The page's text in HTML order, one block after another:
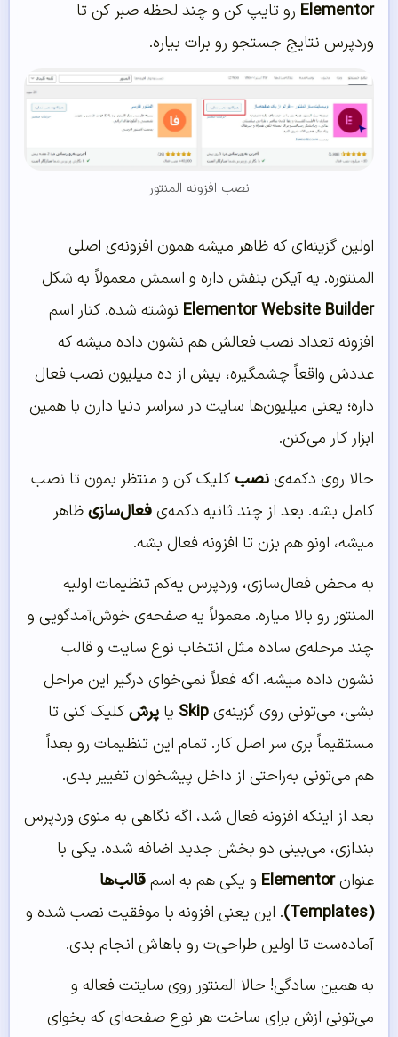
Elementor رو تایپ کن و چند لحظه صبر کن تا
وردپرس نتایج جستجو رو برات بیاره.
نصب افزونه المنتور
اولین گزینه‌ای که ظاهر میشه همون افزونه‌ی اصلی
المنتوره. یه آیکن بنفش داره و اسمش معمولاً به شکل
Elementor Website Builder نوشته شده. کنار اسم
افزونه تعداد نصب فعالش هم نشون داده میشه که
عددش واقعاً چشمگیره، بیش از ده میلیون نصب فعال
داره؛ یعنی میلیون‌ها سایت در سراسر دنیا دارن با همین
ابزار کار می‌کنن.
حالا روی دکمه‌ینصب کلیک کن و منتظر بمون تا نصب
کامل بشه. بعد از چند ثانیه دکمه‌یفعال‌سازیظاهر
میشه، اونو هم بزن تا افزونه فعال بشه.
به محض فعال‌سازی، وردپرس یه‌کم تنظیمات اولیه
المنتور رو بالا میاره. معمولاً یه صفحه‌ی خوش‌آمدگویی و
چند مرحله‌ی ساده مثل انتخاب نوع سایت و قالب
نشون داده میشه. اگه فعلاً نمی‌خوای درگیر این مراحل
بشی، می‌تونی روی گزینه‌یSkip یا پرشکلیک کنی تا
مستقیماً بری سر اصل کار. تمام این تنظیمات رو بعداً
هم می‌تونی به‌راحتی از داخل پیشخوان تغییر بدی.
بعد از اینکه افزونه فعال شد، اگه نگاهی به منوی وردپرس
بندازی، می‌بینی دو بخش جدید اضافه شده. یکی با
عنوانElementor و یکی هم به اسمقالب‌ها
(Templates)
. این یعنی افزونه با موفقیت نصب شده و
آماده‌ست تا اولین طراحی‌ت رو باهاش انجام بدی.
به همین سادگی! حالا المنتور روی سایتت فعاله و
می‌تونی ازش برای ساخت هر نوع صفحه‌ای که بخوای